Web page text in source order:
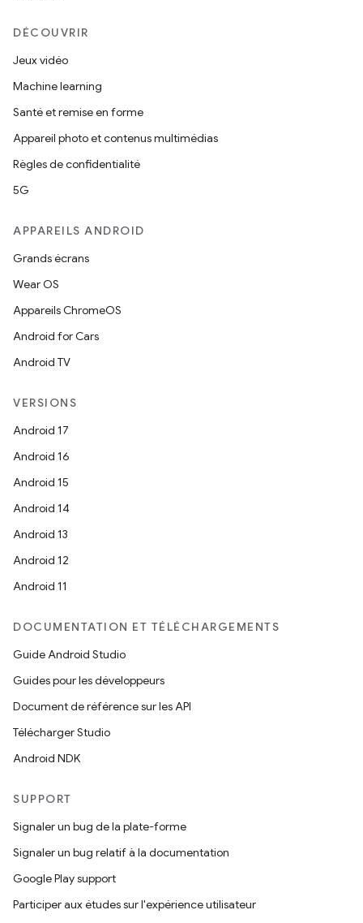
DÉCOUVRIR
Jeux vidéo
Machine learning
Santé et remise en forme
Appareil photo et contenus multimédias
Règles de confidentialité
5G
APPAREILS ANDROID
Grands écrans
Wear OS
Appareils ChromeOS
Android for Cars
Android TV
VERSIONS
Android 17
Android 16
Android 15
Android 14
Android 13
Android 12
Android 11
DOCUMENTATION ET TÉLÉCHARGEMENTS
Guide Android Studio
Guides pour les développeurs
Document de référence sur les API
Télécharger Studio
Android NDK
SUPPORT
Signaler un bug de la plate-forme
Signaler un bug relatif à la documentation
Google Play support
Participer aux études sur l'expérience utilisateur